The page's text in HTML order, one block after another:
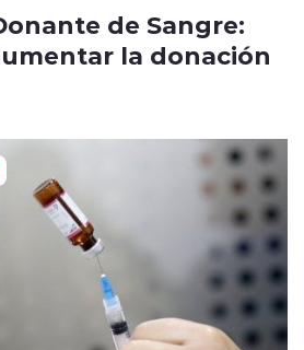
de Sangre:
la donación